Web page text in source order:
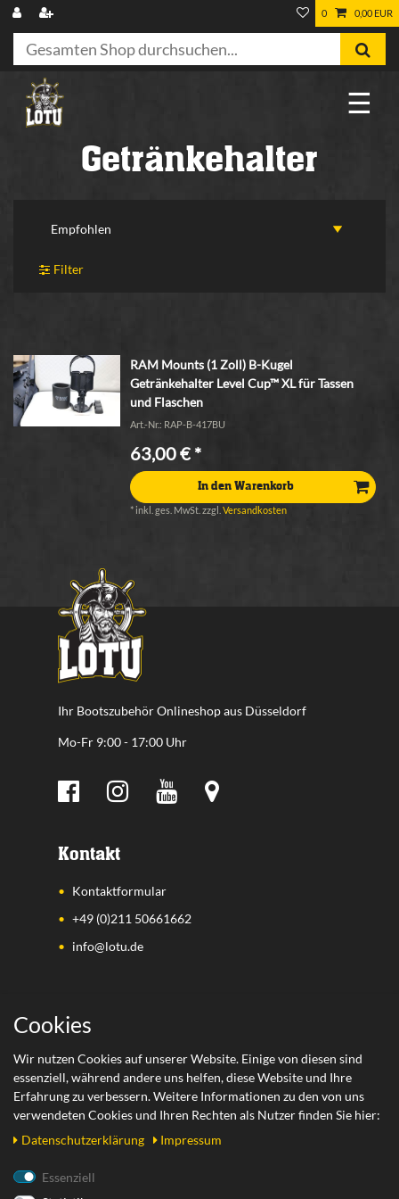
0 0,00 EUR
☰
Getränkehalter
Filter
RAM Mounts (1 Zoll) B-Kugel
Getränkehalter Level Cup™ XL für Tassen
und Flaschen
Art.-Nr.: RAP-B-417BU
63,00 € *
In den Warenkorb
* inkl. ges. MwSt. zzgl.Versandkosten
Ihr Bootszubehör Onlineshop aus Düsseldorf
Mo-Fr 9:00 - 17:00 Uhr
Kontakt
Kontaktformular
+49 (0)211 50661662
info@lotu.de
Wichtige Links
Versand
Retoure
Rechtliches
Cookies
Wir nutzen Cookies auf unserer Website. Einige von diesen sind
essenziell, während andere uns helfen, diese Website und Ihre
Erfahrung zu verbessern. Weitere Informationen zu den von uns
verwendeten Cookies und Ihren Rechten als Nutzer finden Sie hier:
Daten­schutz­erklärung
Impressum
Essenziell